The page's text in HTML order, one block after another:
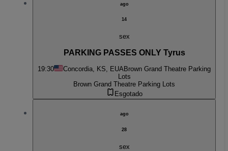
ago
14
sex
PARKING PASSES ONLY Tyrus
19:30 Concordia, KS, EUABrown Grand Theatre Parking
Lots
Brown Grand Theatre Parking Lots
Esgotado
ago
28
sex